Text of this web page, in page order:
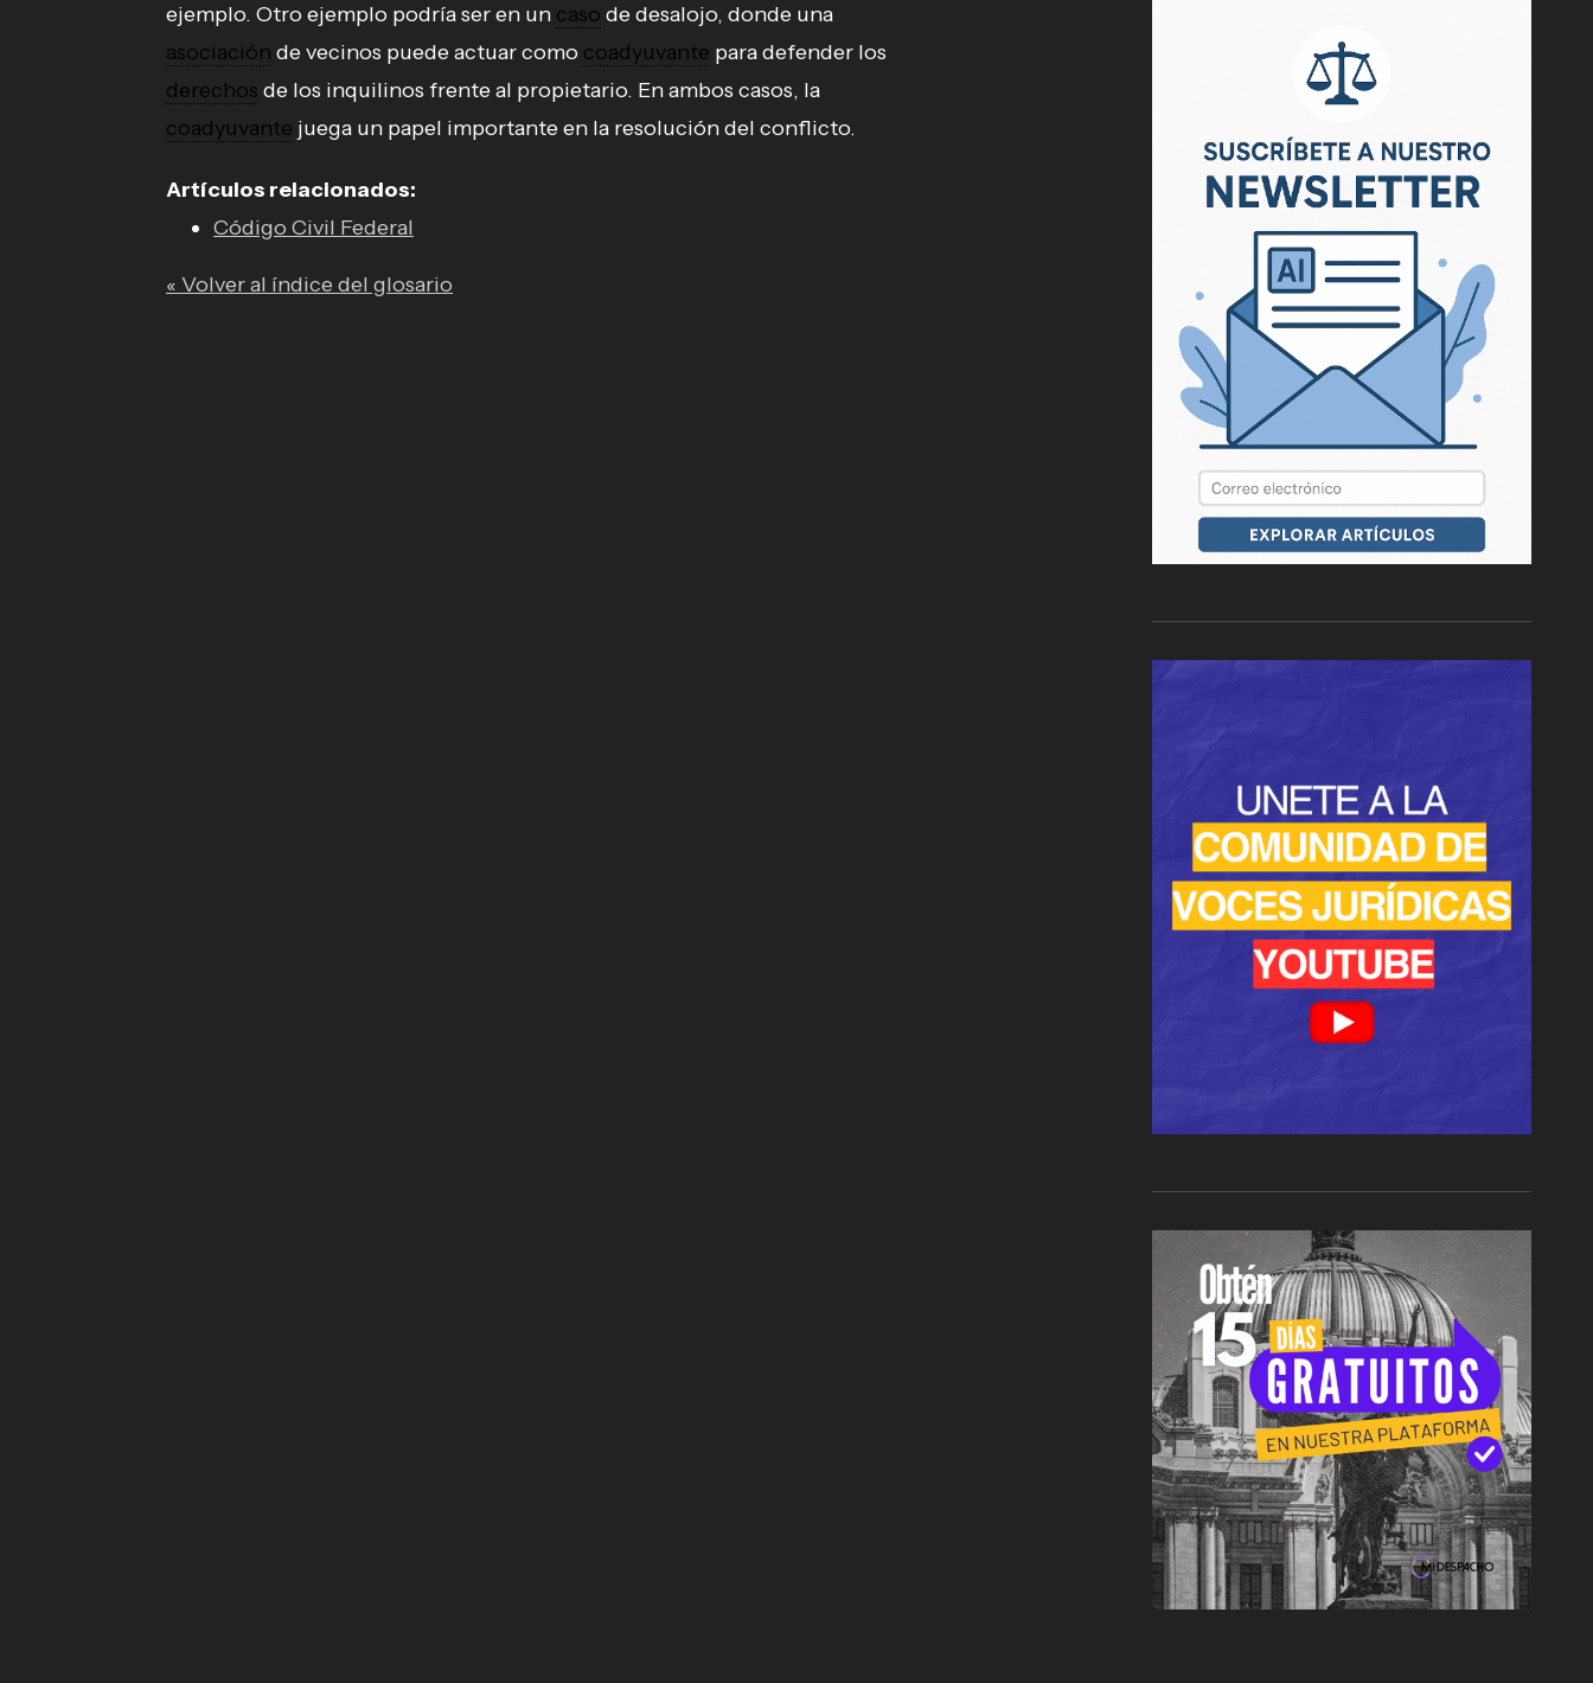
ejemplo. Otro ejemplo podría ser en un caso de desalojo, donde una
asociación de vecinos puede actuar como coadyuvante para defender los
derechos de los inquilinos frente al propietario. En ambos casos, la
coadyuvante juega un papel importante en la resolución del conflicto.
Artículos relacionados:
Código Civil Federal
« Volver al índice del glosario